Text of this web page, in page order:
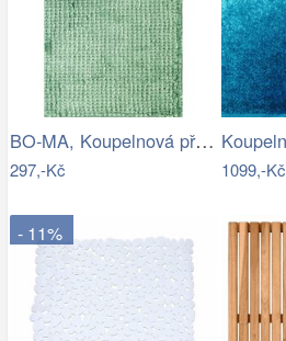
BO-MA, Koupelnová předložka Ella micro…
297,-Kč 1099,-Kč
- 11%